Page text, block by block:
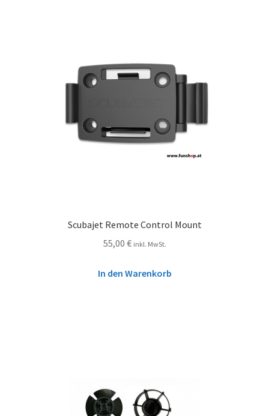
Scubajet Remote Control Mount
55,00 € inkl. MwSt.
In den Warenkorb